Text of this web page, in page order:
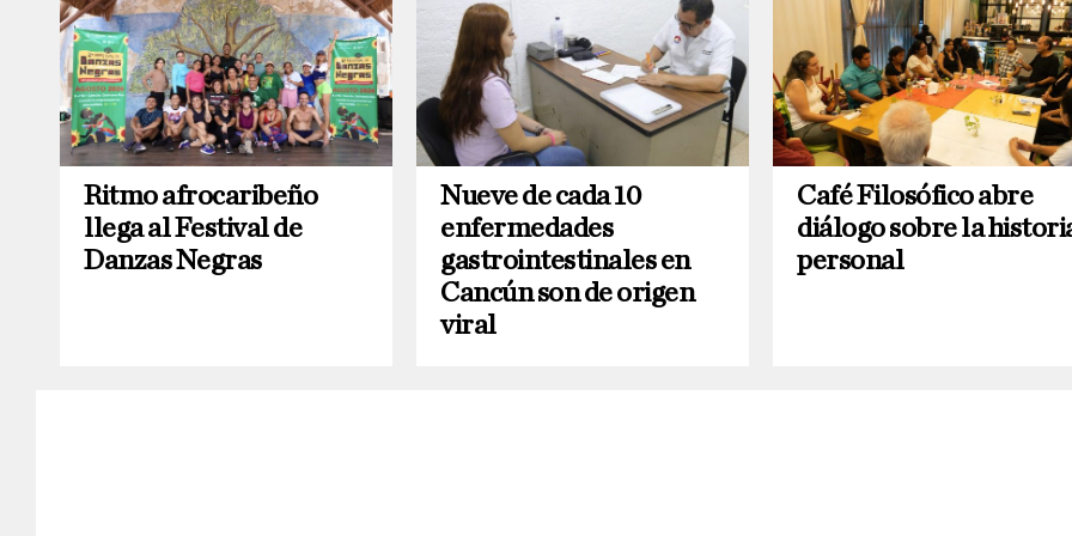
Ritmo afrocaribeño
llega al Festival de
Danzas Negras
Nueve de cada 10
enfermedades
gastrointestinales en
Cancún son de origen
viral
Café Filosófico abre
diálogo sobre la
personal